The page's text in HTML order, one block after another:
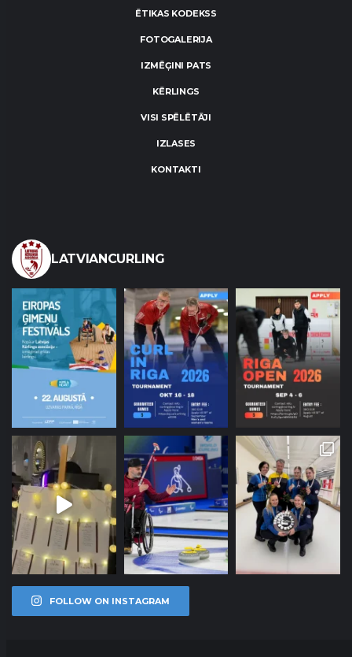
ĒTIKAS KODEKSS
FOTOGALERIJA
IZMĒĢINI PATS
KĒRLINGS
VISI SPĒLĒTĀJI
IZLASES
KONTAKTI
LATVIANCURLING
FOLLOW ON INSTAGRAM